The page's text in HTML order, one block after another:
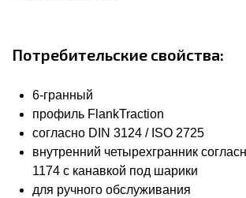
Потребительские свойства:
6-гранный
профиль FlankTraction
согласно DIN 3124 / ISO 2725
внутренний четырехгранник
1174 с канавкой под шарики
для ручного обслуживания